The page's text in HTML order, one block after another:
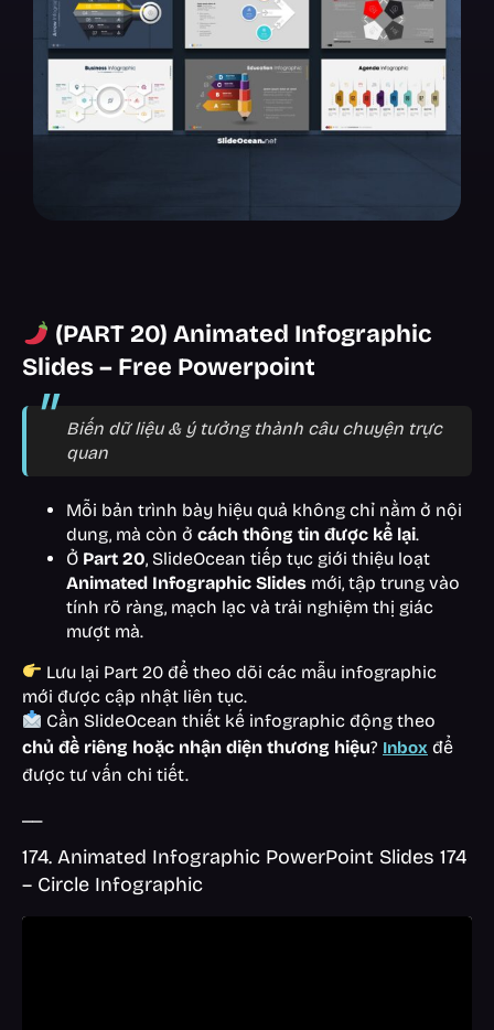
(PART 20) Animated Infographic
Slides – Free Powerpoint
Biến dữ liệu & ý tưởng thành câu chuyện trực
quan
Mỗi bản trình bày hiệu quả không chỉ nằm ở nội
dung, mà còn ở cách thông tin được kể lại.
Ở Part 20, SlideOcean tiếp tục giới thiệu loạt
Animated Infographic Slides mới, tập trung vào
tính rõ ràng, mạch lạc và trải nghiệm thị giác
mượt mà.
Lưu lại Part 20 để theo dõi các mẫu infographic
mới được cập nhật liên tục.
Cần SlideOcean thiết kế infographic động theo
chủ đề riêng hoặc nhận diện thương hiệu? Inbox để
được tư vấn chi tiết.
174. Animated Infographic PowerPoint Slides 174
– Circle Infographic